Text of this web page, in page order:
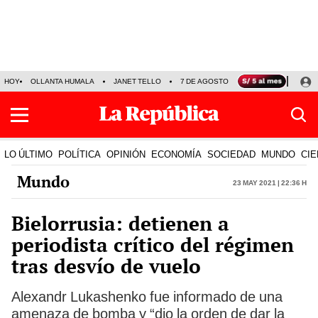
HOY OLLANTA HUMALA JANET TELLO 7 DE AGOSTO TINKA RESULTADOS
LO ÚLTIMO POLÍTICA OPINIÓN ECONOMÍA SOCIEDAD MUNDO
Mundo 23 May 2021 | 22:36 h
Bielorrusia: detienen a
periodista crítico del régimen
tras desvío de vuelo
Alexandr Lukashenko fue informado de una
amenaza de bomba y “dio la orden de dar la